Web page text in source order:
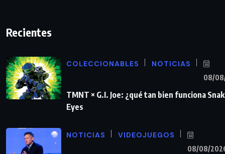
Recientes
COLECCIONABLES NOTICIAS
08/
TMNT × G.I. Joe: ¿qué tan bien funciona
Eyes
NOTICIAS VIDEOJUEGOS
08/08/